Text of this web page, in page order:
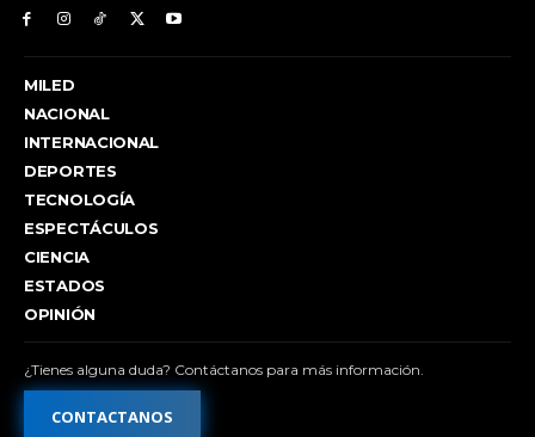
MILED
NACIONAL
INTERNACIONAL
DEPORTES
TECNOLOGÍA
ESPECTÁCULOS
CIENCIA
ESTADOS
OPINIÓN
¿Tienes alguna duda? Contáctanos para más información.
CONTACTANOS